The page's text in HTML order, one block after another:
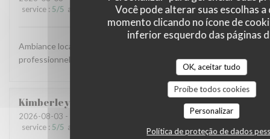
Você pode alterar suas escolhas
momento clicando no ícone de
inferior esquerdo das páginas
OK, aceitar tudo
Proíbe todos cookies
Personalizar
Política de proteção de dados
service : 5/5 ambience /5 menu:5/5 quality_price:5 /5
Ambiance locale et raffinée, accueil agréable et service
professionnel, carte originale et mets goûteux. Parfait.
Kimberley
2026-08-03 - 19:45 - guests 2
service : 5/5 ambience 5 /5 quality_price : /5